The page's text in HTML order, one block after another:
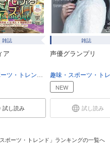
試し読み
年10月号
カート
試し読み
年9月号
雑誌
ア
趣味・生活
試し読み
雑誌
声優グランプリ
NEW
試し読み
スポーツ・トレンド」ランキングの一覧へ